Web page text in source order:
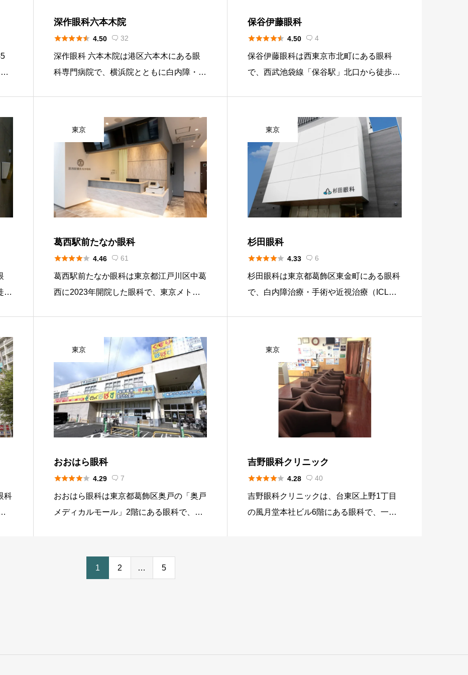
深作眼科六本木院
 4.50  32
深作眼科 六本木院は港区六本木にある眼
科専門病院で、横浜院とともに白内障・近
的に開催し、世界的な実績を持つ深作院長
による近視矯正手術が受けられ […]
保谷伊藤眼科
 4.50  4
保谷伊藤眼科は西東京市北町にある眼科
で、西武池袋線「保谷駅」北口から徒歩約
帰り手術として対応するクリニックです。
近年は近視矯正のためのICL […]
歩
東京
葛西駅前たなか眼科
 4.46  61
葛西駅前たなか眼科は東京都江戸川区中葛
西に2023年開院した眼科で、東京メトロ
網膜硝子体手術・ICL手術まで幅広く対応
しています。日帰り手術にも […]
東京
杉田眼科
 4.33  6
杉田眼科は東京都葛飾区東金町にある眼科
で、白内障治療・手術や近視治療（ICL）
クだけでなくフェイキックIOL（ICL）によ
る屈折矯正にも対応して […]
科
東京
おおはら眼科
 4.29  7
おおはら眼科は東京都葛飾区奥戸の「奥戸
メディカルモール」2階にある眼科で、一
東京
吉野眼科クリニック
 4.28  40
吉野眼科クリニックは、台東区上野1丁目
の風月堂本社ビル6階にある眼科で、一般
1 2 … 5